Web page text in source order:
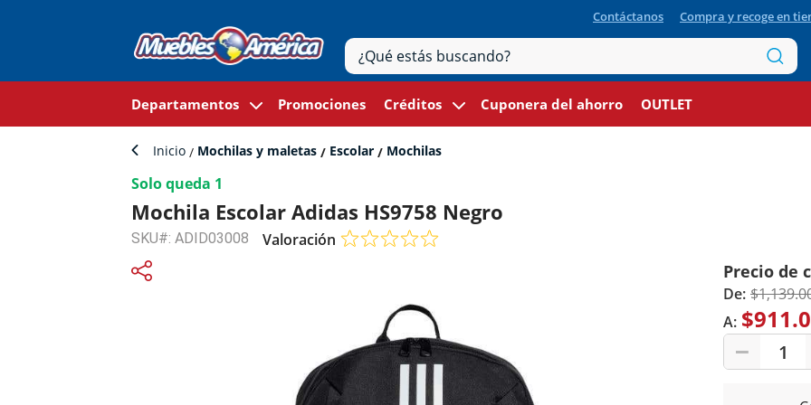
Contáctanos Compra y recoge en
Departamentos Promociones Créditos Cuponera del ahorro OUTLET
Inicio Mochilas y maletas Escolar Mochilas
Solo queda 1
Mochila Escolar Adidas HS9758 Negro
SKU#: ADID03008 Valoración
Precio de
De:
A:
1